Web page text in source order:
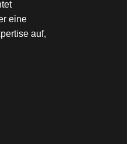
eine
auf,